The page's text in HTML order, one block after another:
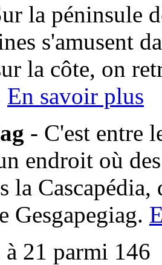
la péninsule
s'amusent
la côte, on
En savoir plus
- C'est entre
endroit où
la
Gesgapegiag.
à 21 parmi 146